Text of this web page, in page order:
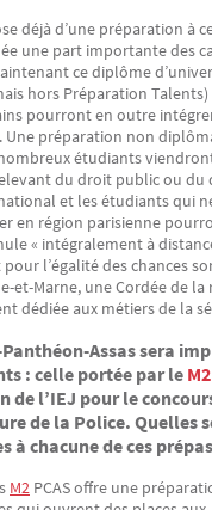
déjà d’une préparation à
une part importante des
ce diplôme
hors Préparation
pourront en outre
Une préparation non
étudiants
du droit public ou du
et les étudiants qui
en région parisienne
« intégralement à
l’égalité des chances
et-Marne, une Cordée de la
dédiée aux métiers de la
Assas sera
: celle portée par le M2
de l’IEJ pour le
de la Police. Quelles
à chacune de ces
M2 PCAS offre une